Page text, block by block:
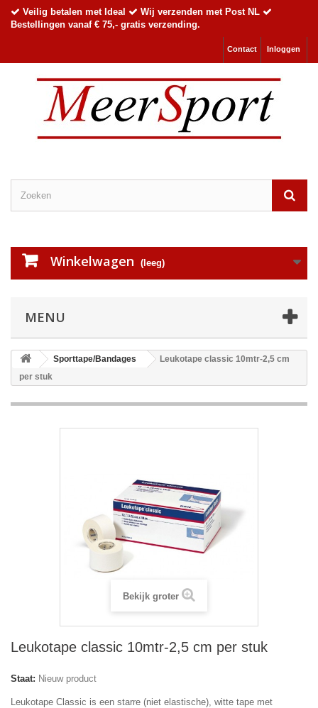
Veilig betalen met Ideal
Wij verzenden met Post NL
Bestellingen vanaf € 75,- gratis verzending.
Inloggen
Contact
Winkelwagen (leeg)
MENU
Sporttape/Bandages
Leukotape classic 10mtr-2,5 cm
per stuk
Bekijk groter
Leukotape classic 10mtr-2,5 cm per stuk
Staat: Nieuw product
Leukotape Classic is een starre (niet elastische), witte tape met